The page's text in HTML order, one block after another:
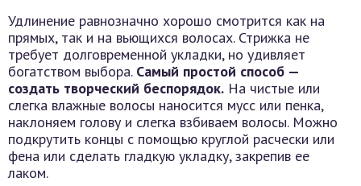
Удлинение равнозначно хорошо смотрится как на
прямых, так и на вьющихся волосах. Стрижка не
требует долговременной укладки, но удивляет
богатством выбора. Самый простой способ —
создать творческий беспорядок. На чистые или
слегка влажные волосы наносится мусс или пенка,
наклоняем голову и слегка взбиваем волосы. Можно
подкрутить концы с помощью круглой расчески или
фена или сделать гладкую укладку, закрепив ее
лаком.